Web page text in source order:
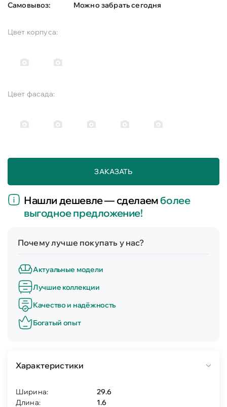
Самовывоз:
Можно забрать сегодня
Цвет корпуса:
Цвет фасада:
ЗАКАЗАТЬ
Нашли дешевле — сделаемболее
выгодное предложение!
Почему лучше покупать у нас?
Актуальные модели
Лучшие коллекции
Качество и надёжность
Богатый опыт
Характеристики
Ширина:
29.6
Длина:
1.6